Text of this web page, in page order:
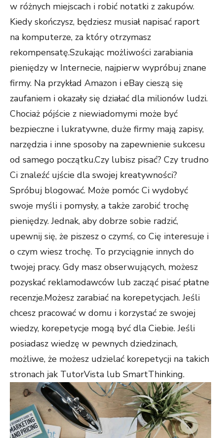
w różnych miejscach i robić notatki z zakupów.
Kiedy skończysz, będziesz musiał napisać raport
na komputerze, za który otrzymasz
rekompensatę.Szukając możliwości zarabiania
pieniędzy w Internecie, najpierw wypróbuj znane
firmy. Na przykład Amazon i eBay cieszą się
zaufaniem i okazały się działać dla milionów ludzi.
Chociaż pójście z niewiadomymi może być
bezpieczne i lukratywne, duże firmy mają zapisy,
narzędzia i inne sposoby na zapewnienie sukcesu
od samego początku.Czy lubisz pisać? Czy trudno
Ci znaleźć ujście dla swojej kreatywności?
Spróbuj blogować. Może pomóc Ci wydobyć
swoje myśli i pomysły, a także zarobić trochę
pieniędzy. Jednak, aby dobrze sobie radzić,
upewnij się, że piszesz o czymś, co Cię interesuje i
o czym wiesz trochę. To przyciągnie innych do
twojej pracy. Gdy masz obserwujących, możesz
pozyskać reklamodawców lub zacząć pisać płatne
recenzje.Możesz zarabiać na korepetycjach. Jeśli
chcesz pracować w domu i korzystać ze swojej
wiedzy, korepetycje mogą być dla Ciebie. Jeśli
posiadasz wiedzę w pewnych dziedzinach,
możliwe, że możesz udzielać korepetycji na takich
stronach jak TutorVista lub SmartThinking.